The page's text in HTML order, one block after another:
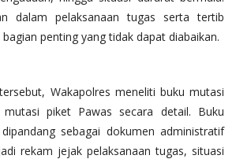
dalam pelaksanaan tugas serta tertib
penting yang tidak dapat diabaikan.
Wakapolres meneliti buku mutasi
mutasi piket Pawas secara detail. Buku
sebagai dokumen administratif
rekam jejak pelaksanaan tugas, situasi